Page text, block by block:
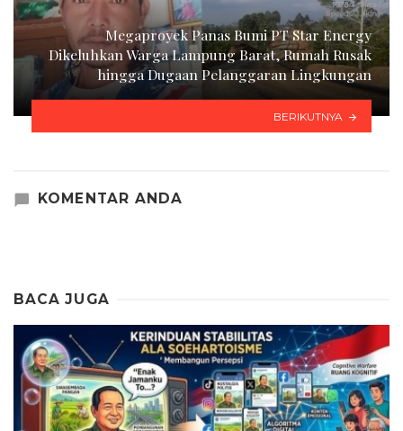
Megaproyek Panas Bumi PT Star Energy
Dikeluhkan Warga Lampung Barat, Rumah Rusak
hingga Dugaan Pelanggaran Lingkungan
BERIKUTNYA
KOMENTAR ANDA
BACA JUGA